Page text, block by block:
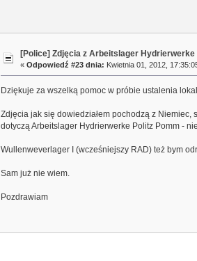
[Police] Zdjęcia z Arbeitslager Hydrierwerke
«Odpowiedź #23 dnia: Kwietnia 01, 2012,
Dziękuje za wszelką pomoc w próbie ustalenia
Zdjęcia jak się dowiedziałem pochodzą z Niemiec,
dotyczą Arbeitslager Hydrierwerke Politz Pomm -
Wullenweverlager I (wcześniejszy RAD) też bym
Sam już nie wiem.
Pozdrawiam